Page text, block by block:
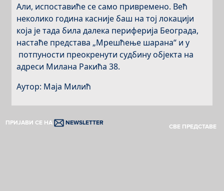
Али, испоставиће се само привремено. Већ
неколико година касније баш на тој локацији
која је тада била далека периферија Београда,
настаће представа „Мрешћење шарана“ и у
потпуности преокренути судбину објекта на
адреси Милана Ракића 38.
Аутор: Маја Милић
ПРИЈАВИ СЕ НА NEWSLETTER
СВЕ ПРЕДСТАВЕ